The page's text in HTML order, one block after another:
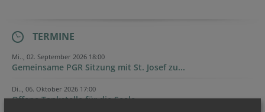
TERMINE
Mi.., 02. September 2026 18:00
Gemeinsame PGR Sitzung mit St. Josef zu...
Di.., 06. Oktober 2026 17:00
Offene Tankstelle für die Seele